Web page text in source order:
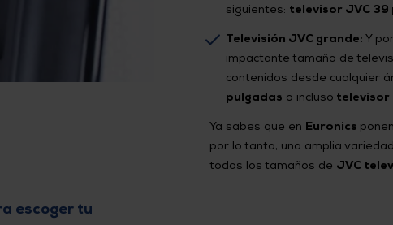
siguientes: televisor JVC 39
Televisión JVC grande: Y
impactante tamaño de
contenidos desde cualquier
pulgadas o incluso televisor
Ya sabes que en Euronics
por lo tanto, una amplia
todos los tamaños de JVC
escoger tu